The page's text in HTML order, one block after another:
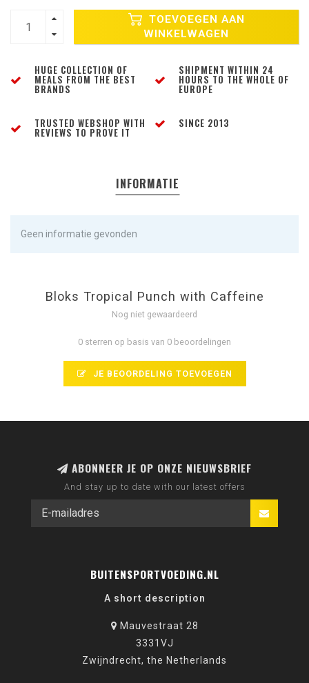
TOEVOEGEN AAN
WINKELWAGEN
HUGE COLLECTION OF
MEALS FROM THE BEST
BRANDS
SHIPMENT WITHIN 24
HOURS TO THE WHOLE OF
EUROPE
TRUSTED WEBSHOP WITH
REVIEWS TO PROVE IT
SINCE 2013
INFORMATIE
Geen informatie gevonden
Bloks Tropical Punch with Caffeine
Nog niet gewaardeerd
0 sterren op basis van 0 beoordelingen
JE BEOORDELING TOEVOEGEN
ABONNEER JE OP ONZE NIEUWSBRIEF
And stay up to date with our latest offers
BUITENSPORTVOEDING.NL
A short description
Mauvestraat 28
3331VJ
Zwijndrecht, the Netherlands